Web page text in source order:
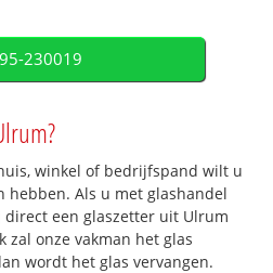
230019
winkel of bedrijfspand wilt u
hebben. Als u met glashandel
een glaszetter uit Ulrum
zal onze vakman het glas
wordt het glas vervangen.